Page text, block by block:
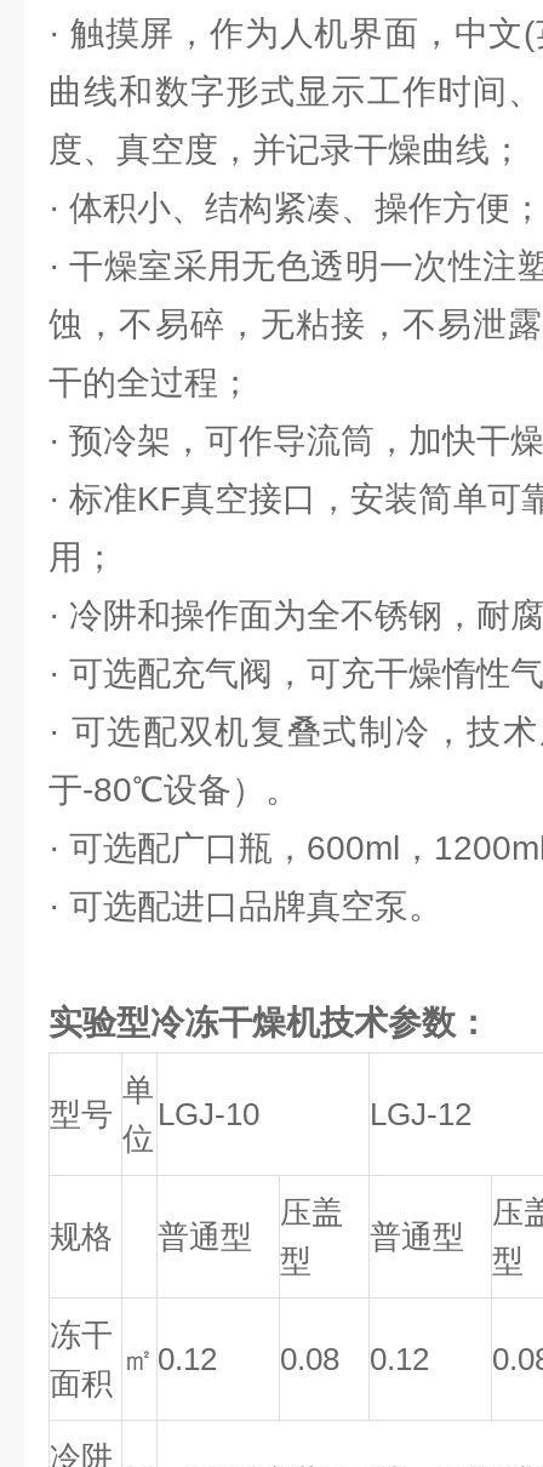
· 触摸屏，作为人机界面，中文
曲线和数字形式显示工作时间
度、真空度，并记录干燥曲线；
· 体积小、结构紧凑、操作方便；
· 干燥室采用无色透明一次性注
蚀，不易碎，无粘接，不易泄
干的全过程；
· 预冷架，可作导流筒，加快干
· 标准KF真空接口，安装简单可
用；
· 冷阱和操作面为全不锈钢，耐
· 可选配充气阀，可充干燥惰性
· 可选配双机复叠式制冷，技
于-80℃设备）。
· 可选配广口瓶，600ml，
· 可选配进口品牌真空泵。
实验型冷冻干燥机技术参数：
型号
单
位
LGJ-10 LGJ-12
规格 普通型
压盖
型
普通型
压
型
冻干
面积
㎡ 0.12 0.08 0.12
冷阱